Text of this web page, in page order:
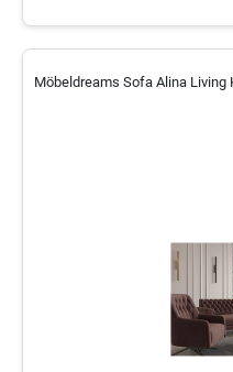
Möbeldreams Sofa Alina Living